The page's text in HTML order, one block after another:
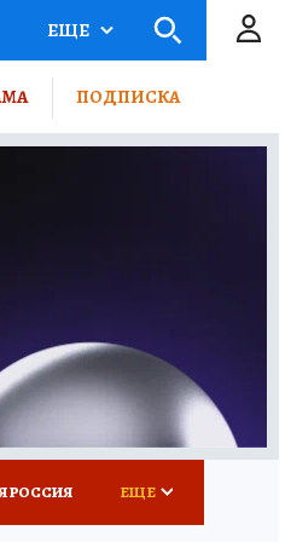
ЕЩЕ
ПОДПИСКА
РОССИЯ ЕЩЕ